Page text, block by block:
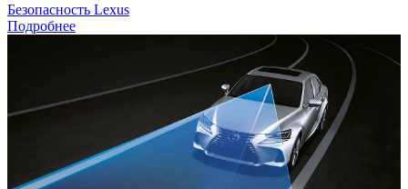
Безопасность Lexus
Подробнее